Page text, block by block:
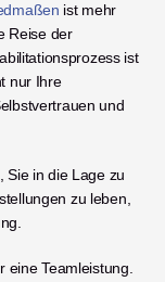
ist mehr
Reise der
ist
nur Ihre
und
Sie in die Lage zu
zu leben,
Teamleistung.